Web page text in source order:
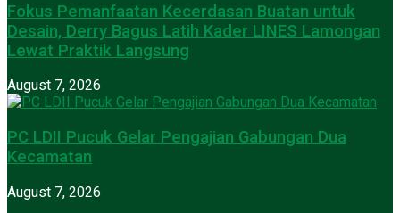
Fokus Pemanfaatan Kecerdasan Buatan untuk
Desain, Derry Bagus Latih Kader LINES Lamongan
Lewat Praktik Langsung
August 7, 2026
PC LDII Pucuk Gelar Pengajian Gabungan Dua
Kecamatan
August 7, 2026